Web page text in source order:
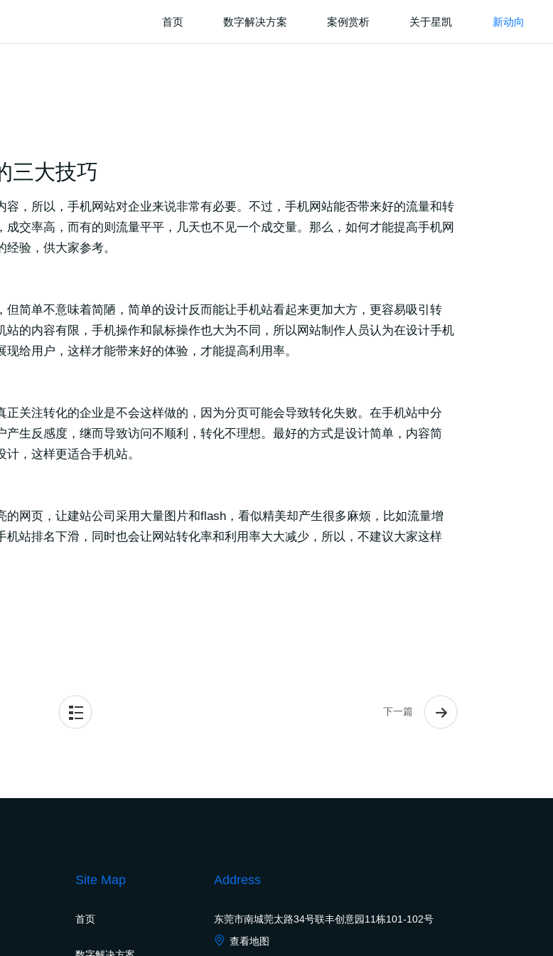
首页 数字解决方案 案例赏析 关于星凯 新动向
三大技巧
，所以，手机网站对企业来说非常有必要。不过，手机网站能否带来好的流量和转
交率高，而有的则流量平平，几天也不见一个成交量。那么，如何才能提高手机网
验，供大家参考。
简单不意味着简陋，简单的设计反而能让手机站看起来更加大方，更容易吸引转
的内容有限，手机操作和鼠标操作也大为不同，所以网站制作人员认为在设计手机
给用户，这样才能带来好的体验，才能提高利用率。
关注转化的企业是不会这样做的，因为分页可能会导致转化失败。在手机站中分
生反感度，继而导致访问不顺利，转化不理想。最好的方式是设计简单，内容简
，这样更适合手机站。
网页，让建站公司采用大量图片和flash，看似精美却产生很多麻烦，比如流量增
站排名下滑，同时也会让网站转化率和利用率大大减少，所以，不建议大家这样
下一篇
Site Map
首页
Address
东莞市南城莞太路34号联丰创意园11栋101-102号
查看地图